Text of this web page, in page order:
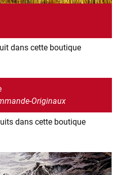
dans cette boutique
Originaux
dans cette boutique